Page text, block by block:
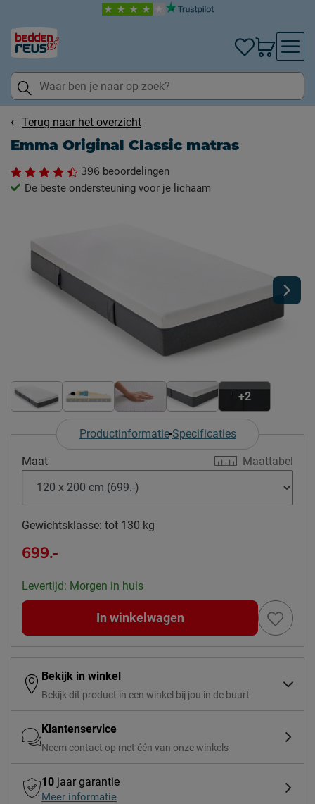
Terug naar het overzicht
Emma Original Classic matras
396 beoordelingen
De beste ondersteuning voor je lichaam
+2
Productinformatie Specificaties
Maattabel
Maat
Gewichtsklasse: tot 130 kg
699.-
Levertijd: Morgen in huis
In winkelwagen
Bekijk in winkel
Bekijk dit product in een winkel bij jou in de buurt
Klantenservice
Neem contact op met één van onze winkels
10 jaar garantie
Meer informatie